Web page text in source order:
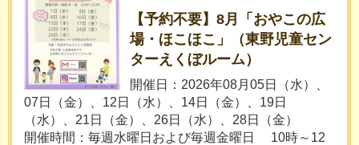
【予約不要】8月「おやこの広
場・ほこほこ」（東野児童セン
ターえくぼルーム）
開催日：2026年08月05日（水）、
07日（金）、12日（水）、14日（金）、19日
（水）、21日（金）、26日（水）、28日（金）
開催時間：毎週水曜日および毎週金曜日 10時～12